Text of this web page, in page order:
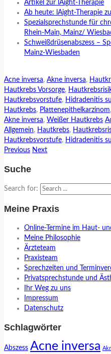
Artikel zur lAight-Therapie
Ab heute: lAight-Therapie
Spezialsprechstunde für
Rhein-Main, Mainz/
Schweißdrüsenabszess –
Mainz-Wiesbaden
Acne inversa, Akne inversa,
Hautkrebs Vorsorge,
Hautkrebsvorstufe, Hidradenitis
Hautkrebs, Plattenepithelkarzinom,
Akne inversa, Weißer Hautkrebs
Allgemein, Hautkrebs,
Hautkrebsvorstufe, Hidradenitis
Previous Next
Suche
Search for:
Meine Praxis
Online-Termine im Haut-
Meine Philosophie
Ärzteteam
Praxisteam
Sprechzeiten und
Privatsprechstunde und
Ihr Weg zu uns
Impressum
Datenschutz
Schlagwörter
Abszess Acne inversa